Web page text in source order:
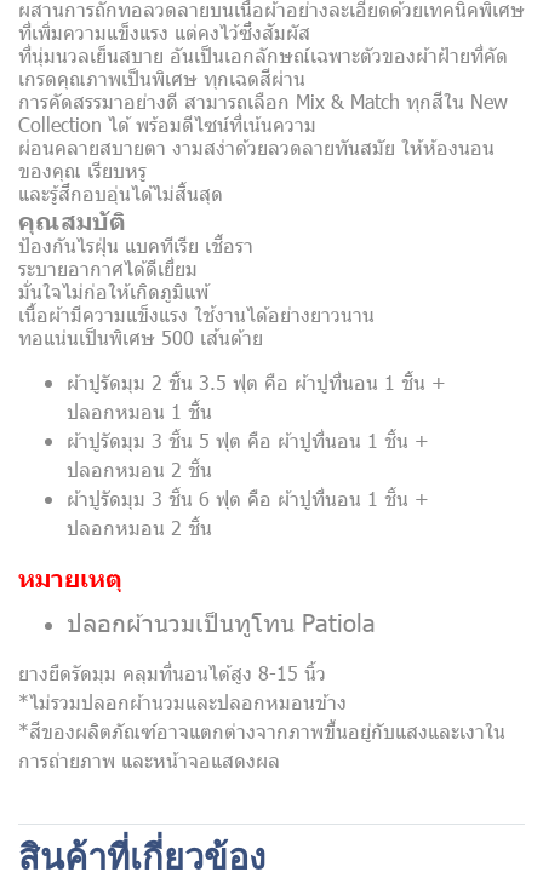
ผสานการถักทอลวดลายบนเนื้อผ้าอย่างละเอียดด้วยเทคนิคพิเศษ
ที่เพิ่มความแข็งแรง แต่คงไว้ซึ่งสัมผัส
ที่นุ่มนวลเย็นสบาย อันเป็นเอกลักษณ์เฉพาะตัวของผ้าฝ้ายที่คัด
เกรดคุณภาพเป็นพิเศษ ทุกเฉดสีผ่าน
การคัดสรรมาอย่างดี สามารถเลือก Mix & Match ทุกสีใน New
Collection ได้ พร้อมดีไซน์ที่เน้นความ
ผ่อนคลายสบายตา งามสง่าด้วยลวดลายทันสมัย ให้ห้องนอน
ของคุณ เรียบหรู
และรู้สึกอบอุ่นได้ไม่สิ้นสุด
คุณสมบัติ
ป้องกันไรฝุ่น แบคทีเรีย เชื้อรา
ระบายอากาศได้ดีเยี่ยม
มั่นใจไม่ก่อให้เกิดภูมิแพ้
เนื้อผ้ามีความแข็งแรง ใช้งานได้อย่างยาวนาน
ทอแน่นเป็นพิเศษ 500 เส้นด้าย
ผ้าปูรัดมุม 2 ชิ้น 3.5 ฟุต คือ ผ้าปูที่นอน 1 ชิ้น +
ปลอกหมอน 1 ชิ้น
ผ้าปูรัดมุม 3 ชิ้น 5 ฟุต คือ ผ้าปูที่นอน 1 ชิ้น +
ปลอกหมอน 2 ชิ้น
ผ้าปูรัดมุม 3 ชิ้น 6 ฟุต คือ ผ้าปูที่นอน 1 ชิ้น +
ปลอกหมอน 2 ชิ้น
หมายเหตุ
ปลอกผ้านวมเป็นทูโทน Patiola
ยางยืดรัดมุม คลุมที่นอนได้สูง 8-15 นิ้ว
*ไม่รวมปลอกผ้านวมและปลอกหมอนข้าง
*สีของผลิตภัณฑ์อาจแตกต่างจากภาพขึ้นอยู่กับแสงและเงาใน
การถ่ายภาพ และหน้าจอแสดงผล
สินค้าที่เกี่ยวข้อง